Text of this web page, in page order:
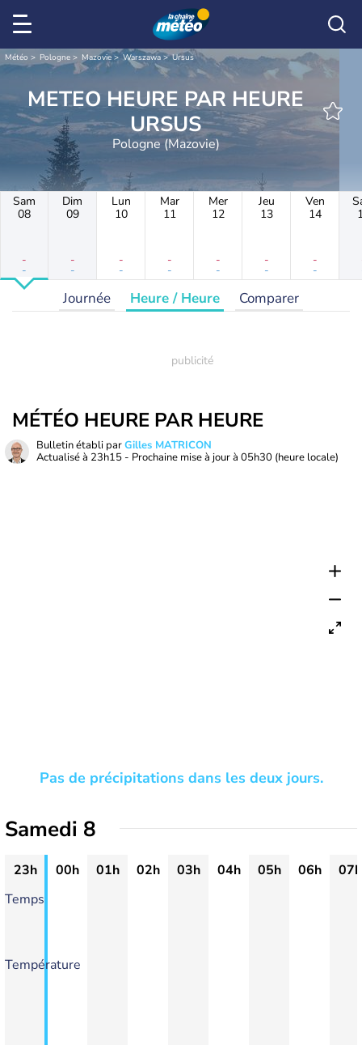
Météo Pologne Mazovie Warszawa Ursus
METEO HEURE PAR HEURE
URSUS
Pologne (Mazovie)
Sam
08
-
-
Dim
09
-
-
Lun
10
-
-
Mar
11
-
-
Mer
12
-
-
Jeu
13
-
-
Ven
14
-
-
Journée Heure / Heure Comparer
MÉTÉO HEURE PAR HEURE
Bulletin établi parGilles MATRICON
Actualisé à 23h15 - Prochaine mise à jour à 05h30 (heure locale)
Pas de précipitations dans les deux jours.
Samedi 8
23h 00h 01h 02h 03h 04h 05h 06h
07h
Temps
Température